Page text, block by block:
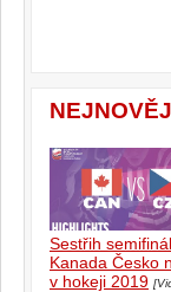
Sestřih
Kanada Česko
v hokeji 2019